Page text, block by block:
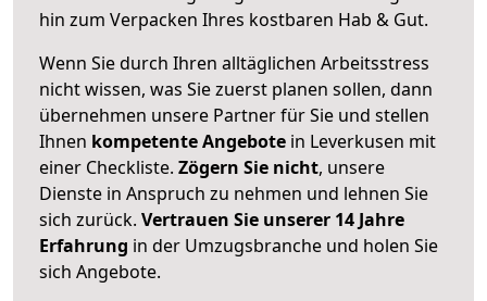
hin zum Verpacken Ihres kostbaren Hab & Gut.
Wenn Sie durch Ihren alltäglichen Arbeitsstress
nicht wissen, was Sie zuerst planen sollen, dann
übernehmen unsere Partner für Sie und stellen
Ihnen kompetente Angebote in Leverkusen mit
einer Checkliste. Zögern Sie nicht, unsere
Dienste in Anspruch zu nehmen und lehnen Sie
sich zurück. Vertrauen Sie unserer 14 Jahre
Erfahrung in der Umzugsbranche und holen Sie
sich Angebote.